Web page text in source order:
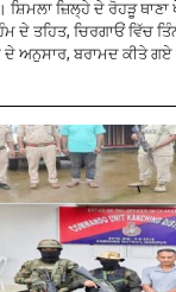
ਸ਼ਿਮਲਾ ਜ਼ਿਲ੍ਹੇ ਦੇ ਰੋਹੜੂ
ਦੇ ਤਹਿਤ, ਚਿਰਗਾਓਂ ਵਿੱਚ
ਦੇ ਅਨੁਸਾਰ, ਬਰਾਮਦ ਕੀਤੇ ਗਏ